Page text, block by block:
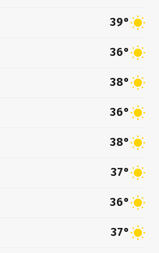
39°
36°
38°
36°
38°
37°
36°
37°